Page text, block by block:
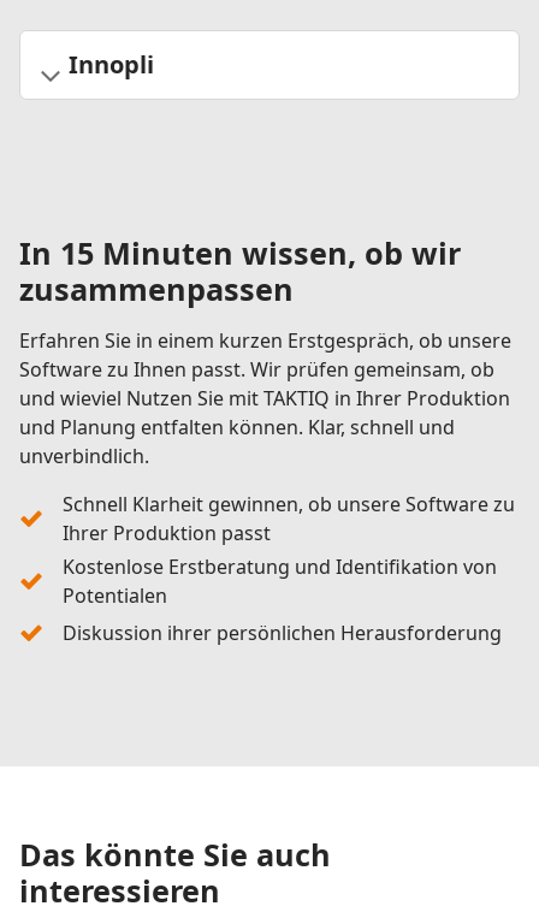
Innopli
In 15 Minuten wissen, ob wir
zusammenpassen
Erfahren Sie in einem kurzen Erstgespräch, ob unsere
Software zu Ihnen passt. Wir prüfen gemeinsam, ob
und wieviel Nutzen Sie mit TAKTIQ in Ihrer Produktion
und Planung entfalten können. Klar, schnell und
unverbindlich.
Schnell Klarheit gewinnen, ob unsere Software zu
Ihrer Produktion passt
Kostenlose Erstberatung und Identifikation von
Potentialen
Diskussion ihrer persönlichen Herausforderung
Das könnte Sie auch
interessieren